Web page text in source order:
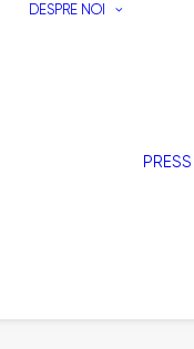
DESPRE NOI
PRESS